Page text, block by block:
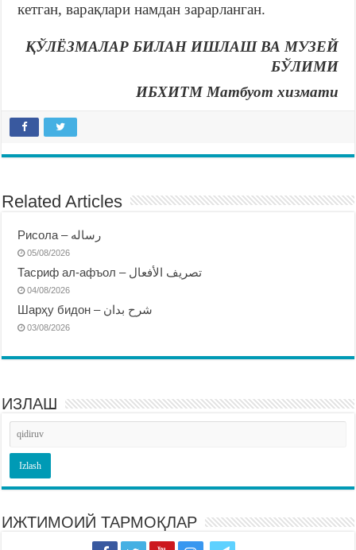
кетган, варақлари намдан зарарланган.
ҚЎЛЁЗМАЛАР БИЛАН ИШЛАШ ВА МУЗЕЙ
БЎЛИМИ
ИБХИТМ Матбуот хизмати
Related Articles
Рисола – رساله
05/08/2026
Тасриф ал-афъол – تصريف الأفعال
04/08/2026
Шарҳу бидон – شرح بدان
03/08/2026
ИЗЛАШ
ИЖТИМОИЙ ТАРМОҚЛАР